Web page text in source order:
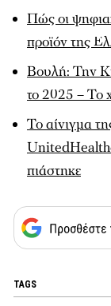
Πώς οι
προϊόν της
Βουλή: Την
το 2025 – Το
Το αίνιγμα
πιάστηκε
TAGS